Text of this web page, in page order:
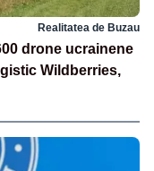
Realitatea de Buzau
drone ucrainene
Wildberries,